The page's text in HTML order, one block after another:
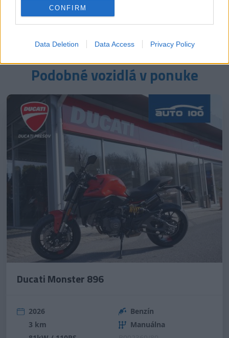
CONFIRM
Data Deletion Data Access Privacy Policy
Podobné vozidlá v ponuke
Ducati Monster 896
2026
3 km
Benzín
Manuálna